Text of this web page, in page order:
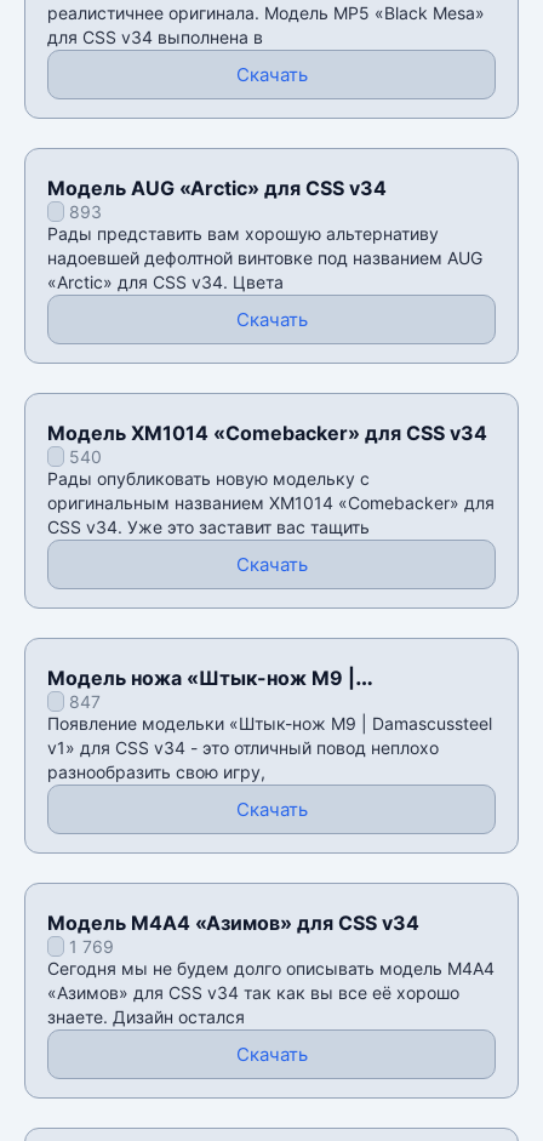
реалистичнее оригинала. Модель MP5 «Black Mesa»
для CSS v34 выполнена в
Скачать
Модель AUG «Arctic» для CSS v34
893
Рады представить вам хорошую альтернативу
надоевшей дефолтной винтовке под названием AUG
«Arctic» для CSS v34. Цвета
Скачать
Модель XM1014 «Comebacker» для CSS v34
540
Рады опубликовать новую модельку с
оригинальным названием XM1014 «Comebacker» для
CSS v34. Уже это заставит вас тащить
Скачать
Модель ножа «Штык-нож M9 |
Damascussteel v1» для CSS v34
847
Появление модельки «Штык-нож M9 | Damascussteel
v1» для CSS v34 - это отличный повод неплохо
разнообразить свою игру,
Скачать
Модель М4А4 «Азимов» для CSS v34
1 769
Сегодня мы не будем долго описывать модель М4А4
«Азимов» для CSS v34 так как вы все её хорошо
знаете. Дизайн остался
Скачать